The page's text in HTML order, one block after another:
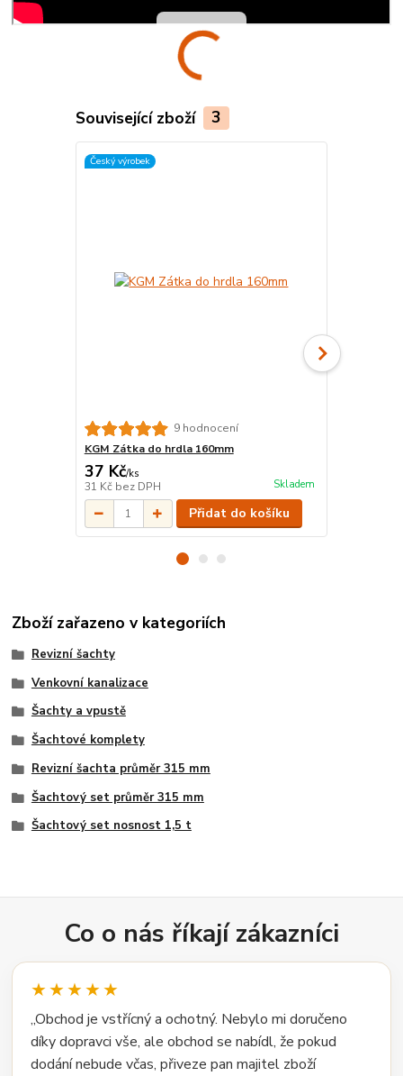
Související zboží 3
Český výrobek
9 hodnocení
KGM Zátka do hrdla 160mm
37 Kč/ks
31 Kč bez DPH Skladem
Přidat do košíku
Zboží zařazeno v kategoriích
Revizní šachty
Venkovní kanalizace
Šachty a vpustě
Šachtové komplety
Revizní šachta průměr 315 mm
Šachtový set průměr 315 mm
Šachtový set nosnost 1,5 t
Co o nás říkají zákazníci
★★★★★
„Obchod je vstřícný a ochotný. Nebylo mi doručeno
díky dopravci vše, ale obchod se nabídl, že pokud
dodání nebude včas, přiveze pan majitel zboží